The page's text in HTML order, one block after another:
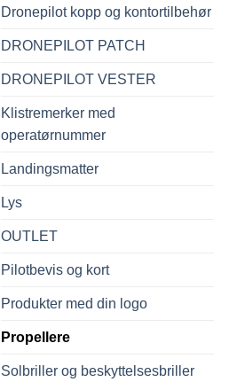
Dronepilot kopp og kontortilbehør
DRONEPILOT PATCH
DRONEPILOT VESTER
Klistremerker med
operatørnummer
Landingsmatter
Lys
OUTLET
Pilotbevis og kort
Produkter med din logo
Propellere
Solbriller og beskyttelsesbriller